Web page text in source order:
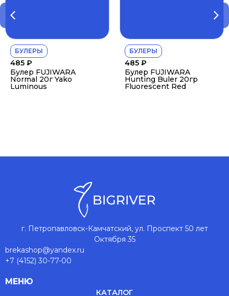
БУЛЕРЫ
485 ₽
Булер FUJIWARA
Normal 20г Yako
Luminous
БУЛЕРЫ
485 ₽
Булер FUJIWARA
Hunting Buler 20гр
Fluorescent Red
г. Петропавловск-Камчатский, ул. Проспект 50 лет
Октября 35
brekashop@yandex.ru
+7 (4152) 30-77-00
МЕНЮ
КАТАЛОГ